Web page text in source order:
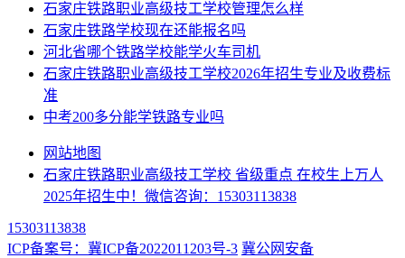
石家庄铁路职业高级技工学校管理怎么样
石家庄铁路学校现在还能报名吗
河北省哪个铁路学校能学火车司机
石家庄铁路职业高级技工学校2026年招生专业及收费标
准
中考200多分能学铁路专业吗
网站地图
石家庄铁路职业高级技工学校 省级重点 在校生上万人
2025年招生中！微信咨询：15303113838
15303113838
ICP备案号：冀ICP备2022011203号-3 冀公网安备